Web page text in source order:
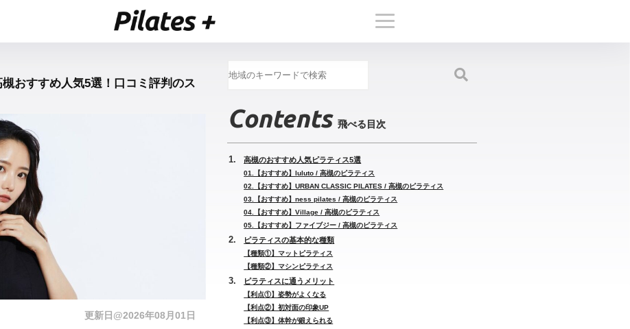
槻おすすめ人気5選！口コミ評判のス
更新日@2026年08月01日
Contents
高槻のおすすめ人気ピラティス5選
01.【おすすめ】luluto / 高槻のピラティス
02.【おすすめ】URBAN CLASSIC PILATES / 高槻のピラティス
03.【おすすめ】ness pilates / 高槻のピラティス
04.【おすすめ】Village / 高槻のピラティス
05.【おすすめ】ファイブジー / 高槻のピラティス
ピラティスの基本的な種類
【種類①】マットピラティス
【種類②】マシンピラティス
ピラティスに通うメリット
【利点①】姿勢がよくなる
【利点②】初対面の印象UP
【利点③】体幹が鍛えられる